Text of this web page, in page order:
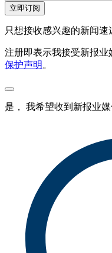
立即订阅
只想接收感兴趣的新闻速
注册即表示我接受新报业
保护声明 。
是， 我希望收到新报业